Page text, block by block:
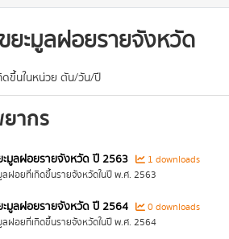
ะมูลฝอยรายจังหวัด
ขึ้นในหน่วย ตัน/วัน/ปี
ากร
มูลฝอยรายจังหวัด ปี 2563
1 downloads
ฝอยที่เกิดขึ้นรายจังหวัดในปี พ.ศ. 2563
มูลฝอยรายจังหวัด ปี 2564
0 downloads
ฝอยที่เกิดขึ้นรายจังหวัดในปี พ.ศ. 2564